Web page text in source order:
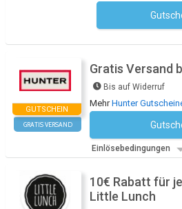
GUTSCHEIN
GRATIS VERSAND
Gratis Versand
Bis auf Widerruf
MehrHunter
Einlösebedingungen
10€ Rabatt für
Little Lunch